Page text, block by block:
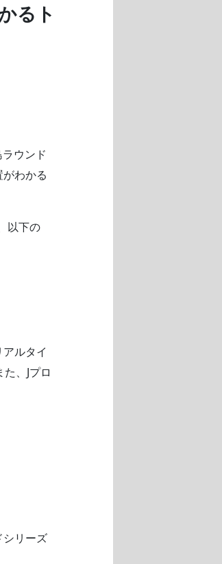
るト
ウンド
わかる
以下の
ルタイ
、Jプロ
シリーズ